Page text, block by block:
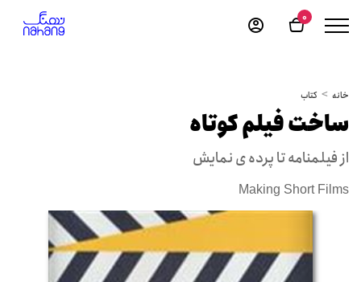
0
خانه کتاب
ساخت فیلم کوتاه
از فیلمنامه تا پرده ی نمایش
Making Short Films